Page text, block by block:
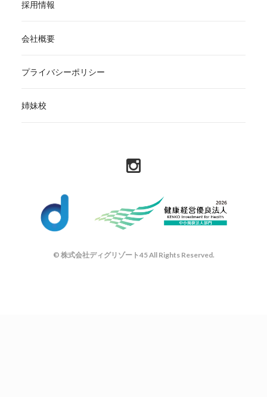
採用情報
会社概要
プライバシーポリシー
姉妹校
© 株式会社ディグリゾート45 All Rights Reserved.